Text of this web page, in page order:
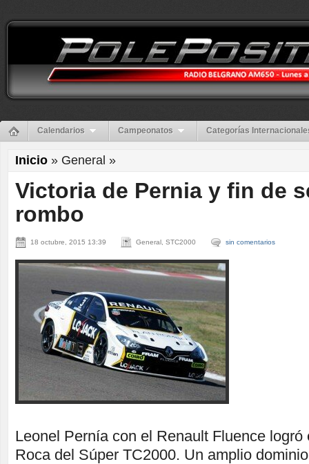
Calendarios Campeonatos Categorías
Inicio » General »
Victoria de Pernia y fin de
rombo
18 octubre, 2015 13:39 General, STC2000 sin comentarios
Leonel Pernía con el Renault Fluence logró
Roca del Súper TC2000. Un amplio